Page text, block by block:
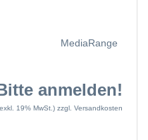
MediaRange
anmelden!
19% MwSt.) zzgl. Versandkosten